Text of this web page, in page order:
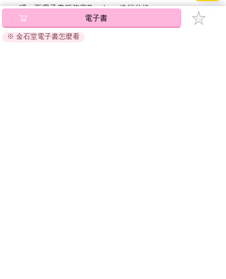
碼』至電子書服務商Readmoo進行兌換。
退換貨須知：
因版權保護，您在金石堂所購買的電子書僅能以金石堂專屬
電子書
※ 金石堂電子書怎麼看